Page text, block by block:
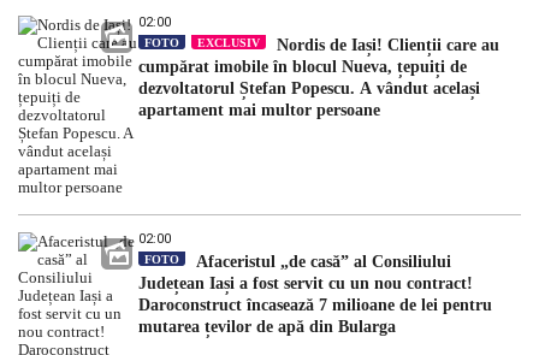
02:00
FOTO EXCLUSIV
Nordis de Iași! Clienții care au
cumpărat imobile în blocul Nueva, țepuiți de
dezvoltatorul Ștefan Popescu. A vândut același
apartament mai multor persoane
02:00
FOTO
Afaceristul „de casă” al Consiliului
Județean Iași a fost servit cu un nou contract!
Daroconstruct încasează 7 milioane de lei pentru
mutarea țevilor de apă din Bularga